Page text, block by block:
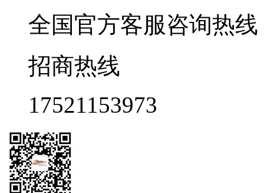
全国官方客服咨询热线
招商热线
17521153973